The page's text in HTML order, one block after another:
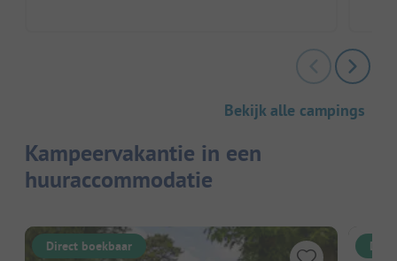
Bekijk alle campings
Kampeervakantie in een
huuraccommodatie
Direct boekbaar